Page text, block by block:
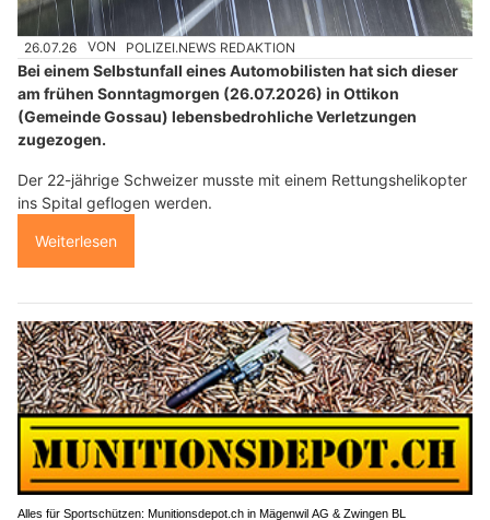
26.07.26 VON POLIZEI.NEWS REDAKTION
Bei einem Selbstunfall eines Automobilisten hat sich dieser
am frühen Sonntagmorgen (26.07.2026) in Ottikon
(Gemeinde Gossau) lebensbedrohliche Verletzungen
zugezogen.
Der 22-jährige Schweizer musste mit einem Rettungshelikopter
ins Spital geflogen werden.
Weiterlesen
Alles für Sportschützen: Munitionsdepot.ch in Mägenwil AG & Zwingen BL